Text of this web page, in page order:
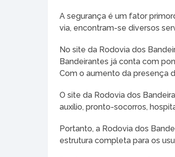
A segurança é um fator
via, encontram-se diversos
No site da Rodovia dos
Bandeirantes já conta com
Com o aumento da presença
O site da Rodovia dos
auxílio, pronto-socorros,
Portanto, a Rodovia dos
estrutura completa para os